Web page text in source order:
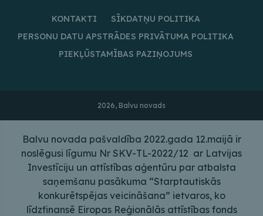
KONTAKTI
SĪKDATŅU POLITIKA
PERSONU DATU APSTRĀDES PRIVĀTUMA POLITIKA
PIEKĻŪSTAMĪBAS PAZIŅOJUMS
2026, Balvu novads
Balvu novada pašvaldība 2022.gada 12.maijā ir
noslēgusi līgumu Nr SKV-TL-2022/12 ar Latvijas
Investīciju un attīstības aģentūru par atbalsta
saņemšanu pasākuma “Starptautiskās
konkurētspējas veicināšana” ietvaros, ko
līdzfinansē Eiropas Reģionālās attīstības fonds